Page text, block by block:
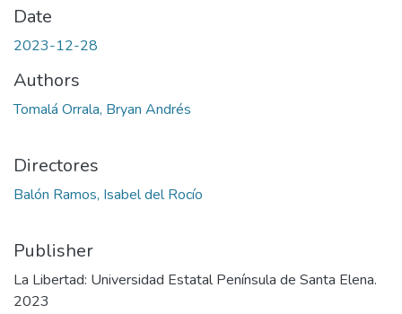
Date
2023-12-28
Authors
Tomalá Orrala, Bryan Andrés
Directores
Balón Ramos, Isabel del Rocío
Publisher
La Libertad: Universidad Estatal Península de Santa Elena.
2023